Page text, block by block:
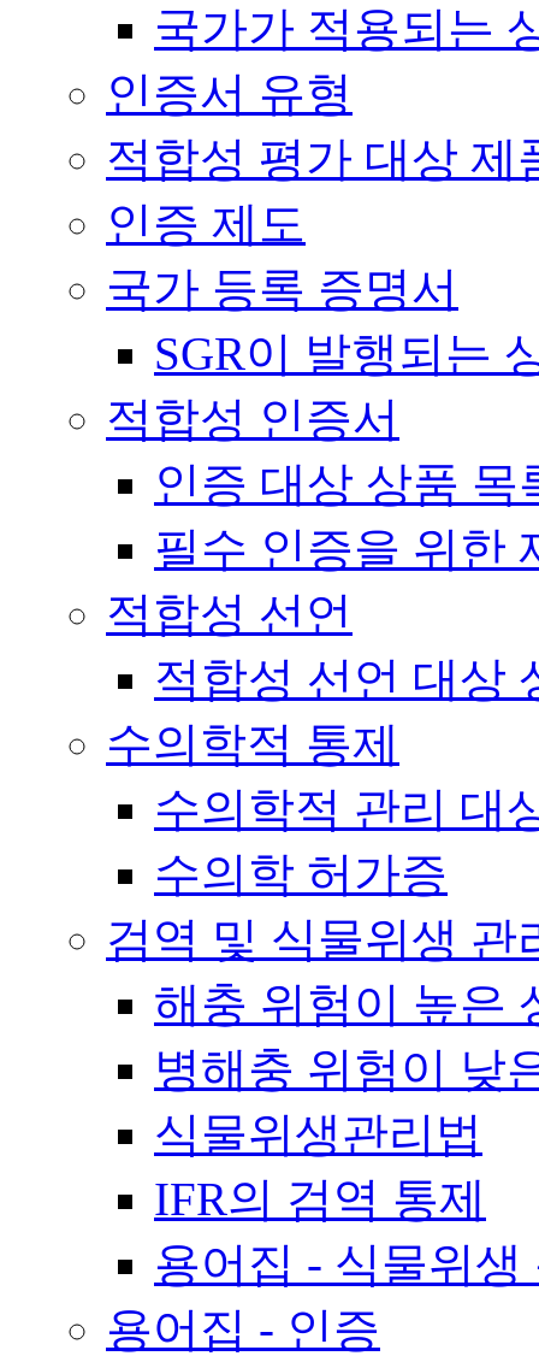
국가가 적용되는
인증서 유형
적합성 평가 대상 제
인증 제도
국가 등록 증명서
SGR이 발행되는
적합성 인증서
인증 대상 상품 목
필수 인증을 위한
적합성 선언
적합성 선언 대상
수의학적 통제
수의학적 관리 대
수의학 허가증
검역 및 식물위생 관
해충 위험이 높은
병해충 위험이 낮
식물위생관리법
IFR의 검역 통제
용어집 - 식물위생
용어집 - 인증